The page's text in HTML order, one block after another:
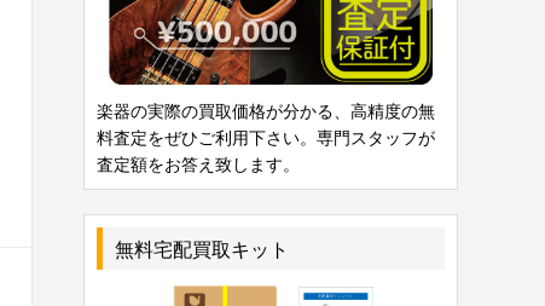
楽器の実際の買取価格が分かる、高精度の無
料査定をぜひご利用下さい。専門スタッフが
査定額をお答え致します。
無料宅配買取キット